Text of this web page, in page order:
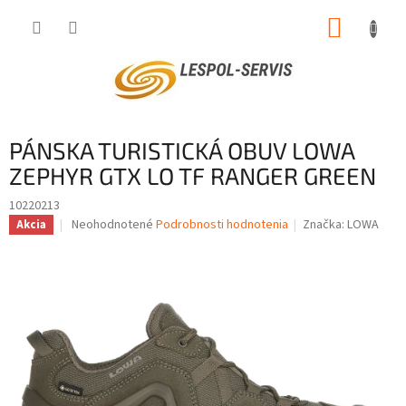
PÁNSKA TURISTICKÁ OBUV LOWA
ZEPHYR GTX LO TF RANGER GREEN
10220213
Akcia
Priemerné
hviezdičiek.
Neohodnotené Podrobnosti hodnotenia Značka:LOWA